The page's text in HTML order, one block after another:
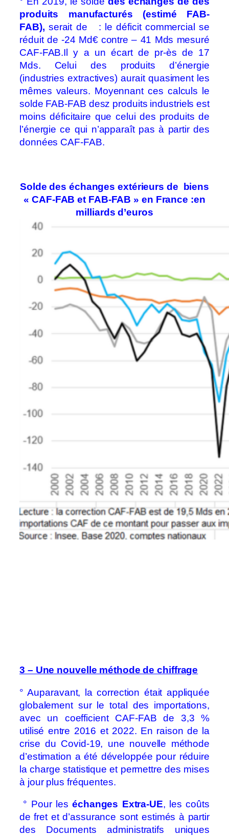
produits manufacturés (estimé FAB-
FAB), serait de : le déficit commercial se
réduit de -24 Md€ contre – 41 Mds mesuré
CAF-FAB.Il y a un écart de pr-ès de 17
Mds. Celui des produits d’énergie
(industries extractives) aurait quasiment les
mêmes valeurs. Moyennant ces calculs le
solde FAB-FAB desz produits industriels est
moins déficitaire que celui des produits de
l’énergie ce qui n’apparaît pas à partir des
données CAF-FAB.
Solde des échanges extérieurs de biens
« CAF-FAB et FAB-FAB » en France :en
milliards d’euros
3 – Une nouvelle méthode de chiffrage
° Auparavant, la correction était appliquée
globalement sur le total des importations,
avec un coefficient CAF-FAB de 3,3 %
utilisé entre 2016 et 2022. En raison de la
crise du Covid-19, une nouvelle méthode
d’estimation a été développée pour réduire
la charge statistique et permettre des mises
à jour plus fréquentes.
° Pour leséchanges Extra-UE, les coûts
de fret et d’assurance sont estimés à partir
des Documents administratifs uniques